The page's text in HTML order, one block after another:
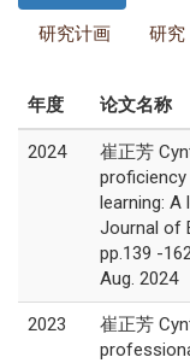
研究计画 研究
年度 论文名称
2024
崔正芳
learning: A
Journal of
pp.139 -
Aug. 2024
2023
崔正芳